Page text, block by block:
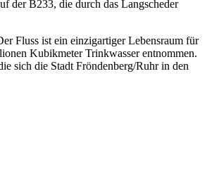
der B233, die durch das Langscheder
Fluss ist ein einzigartiger Lebensraum für
Kubikmeter Trinkwasser entnommen.
sich die Stadt Fröndenberg/Ruhr in den